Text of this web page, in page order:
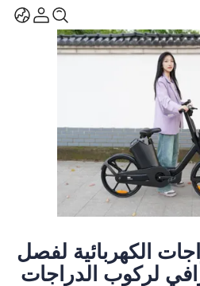
الكهربائية لفصل
لركوب الدراجات